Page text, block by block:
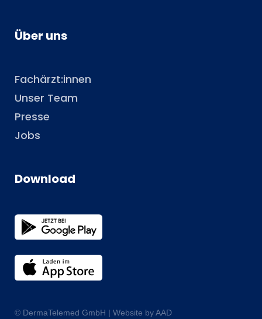
Über uns
Fachärzt:innen
Unser Team
Presse
Jobs
Download
© DermaTelemed GmbH | Website by AAD